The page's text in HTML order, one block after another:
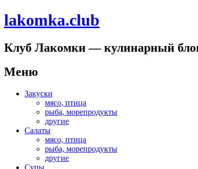
lakomka.club
Клуб Лакомки — кулинарный
Меню
Перейти
содержимому
Закуски
мясо, птица
рыба, морепродукты
другие
Салаты
мясо, птица
рыба, морепродукты
другие
Супы